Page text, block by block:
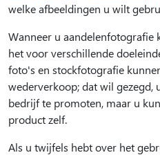
welke afbeeldingen u wilt
Wanneer u aandelenfotografie
het voor verschillende
foto's en stockfotografie
wederverkoop; dat wil
bedrijf te promoten, maar u
product zelf.
Als u twijfels hebt over het